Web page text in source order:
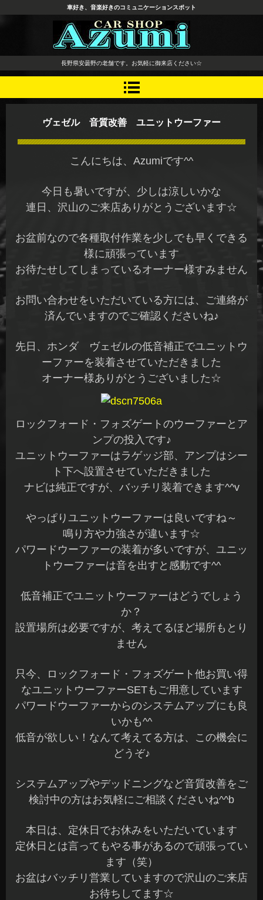
長野県 安曇野市 タイヤ ホ
イール デッドニング カーオ
ーディオ レカロシート
車好き、音楽好きのコミュニケーションスポット
長野県安曇野の老舗です。お気軽に御来店ください☆
ヴェゼル 音質改善 ユニットウーファー
こんにちは、Azumiです^^
今日も暑いですが、少しは涼しいかな
連日、沢山のご来店ありがとうございます☆
お盆前なので各種取付作業を少しでも早くできる
様に頑張っています
お待たせしてしまっているオーナー様すみません
お問い合わせをいただいている方には、ご連絡が
済んでいますのでご確認くださいね♪
先日、ホンダ ヴェゼルの低音補正でユニットウ
ーファーを装着させていただきました
オーナー様ありがとうございました☆
ロックフォード・フォズゲートのウーファーとア
ンプの投入です♪
ユニットウーファーはラゲッジ部、アンプはシー
ト下へ設置させていただきました
ナビは純正ですが、バッチリ装着できます^^v
やっぱりユニットウーファーは良いですね～
鳴り方や力強さが違います☆
パワードウーファーの装着が多いですが、ユニッ
トウーファーは音を出すと感動です^^
低音補正でユニットウーファーはどうでしょう
か？
設置場所は必要ですが、考えてるほど場所もとり
ません
只今、ロックフォード・フォズゲート他お買い得
なユニットウーファーSETもご用意しています
パワードウーファーからのシステムアップにも良
いかも^^
低音が欲しい！なんて考えてる方は、この機会に
どうぞ♪
システムアップやデッドニングなど音質改善をご
検討中の方はお気軽にご相談くださいね^^b
本日は、定休日でお休みをいただいています
定休日とは言ってもやる事があるので頑張ってい
ます（笑）
お盆はバッチリ営業していますので沢山のご来店
お待ちしてます☆